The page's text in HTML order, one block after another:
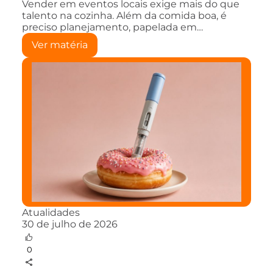
Vender em eventos locais exige mais do que
talento na cozinha. Além da comida boa, é
preciso planejamento, papelada em…
Ver matéria
Atualidades
30 de julho de 2026
0